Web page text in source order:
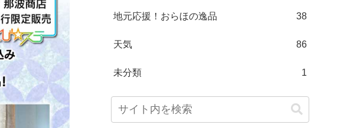
地元応援！おらほの逸品 38
天気 86
未分類 1